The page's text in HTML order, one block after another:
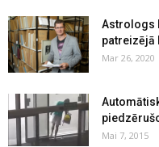
Astrologs
patreizējā
Mar 26, 2020
Mai 7, 2015